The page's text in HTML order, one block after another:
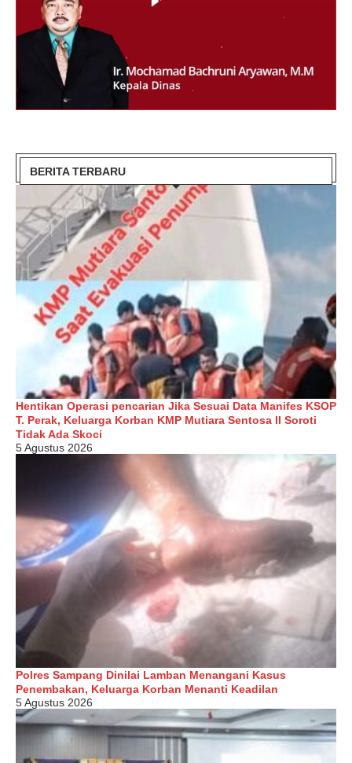
BERITA TERBARU
Hentikan Operasi pencarian Jika Sesuai Data Manifes KSOP
T. Perak, Keluarga Korban KMP Mutiara Sentosa II Soroti
Tidak Ada Skoci
5 Agustus 2026
Polres Sampang Dinilai Lamban Menangani Kasus
Penembakan, Keluarga Korban Menanti Keadilan
5 Agustus 2026